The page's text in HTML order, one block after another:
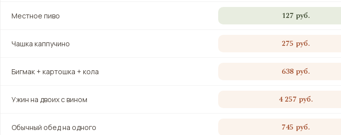
Местное пиво 127 руб.
Чашка каппучино 275 руб.
Бигмак + картошка + кола 638 руб.
Ужин на двоих с вином 4 257 руб.
Обычный обед на одного 745 руб.